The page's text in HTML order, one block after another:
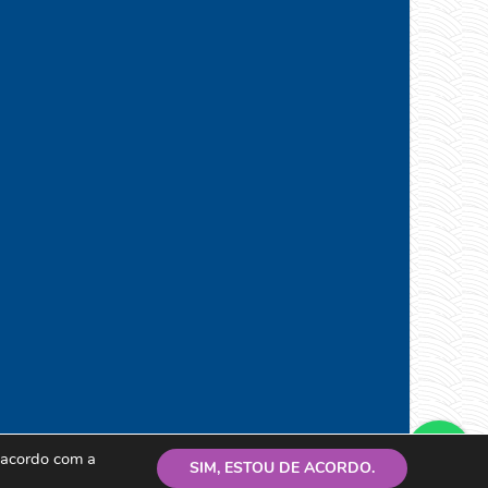
com a
SIM, ESTOU DE ACORDO.